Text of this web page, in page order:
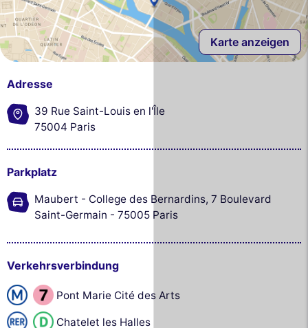
Karte anzeigen
Adresse
39 Rue Saint-Louis en l'Île
75004 Paris
Parkplatz
Maubert - College des Bernardins, 7 Boulevard
Saint-Germain - 75005 Paris
Verkehrsverbindung
Pont Marie Cité des Arts
Chatelet les Halles